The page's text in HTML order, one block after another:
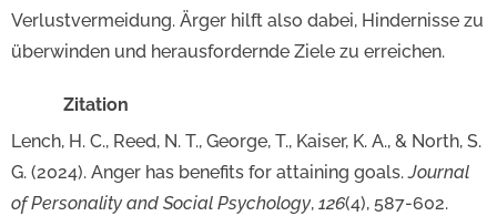
Verlustvermeidung. Ärger hilft also dabei, Hindernisse zu
überwinden und herausfordernde Ziele zu erreichen.
Zitation
Lench, H. C., Reed, N. T., George, T., Kaiser, K. A., & North, S.
G. (2024). Anger has benefits for attaining goals.Journal
of Personality and Social Psychology, 126(4), 587-602.